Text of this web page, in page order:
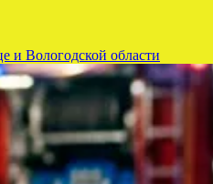
и Вологодской области